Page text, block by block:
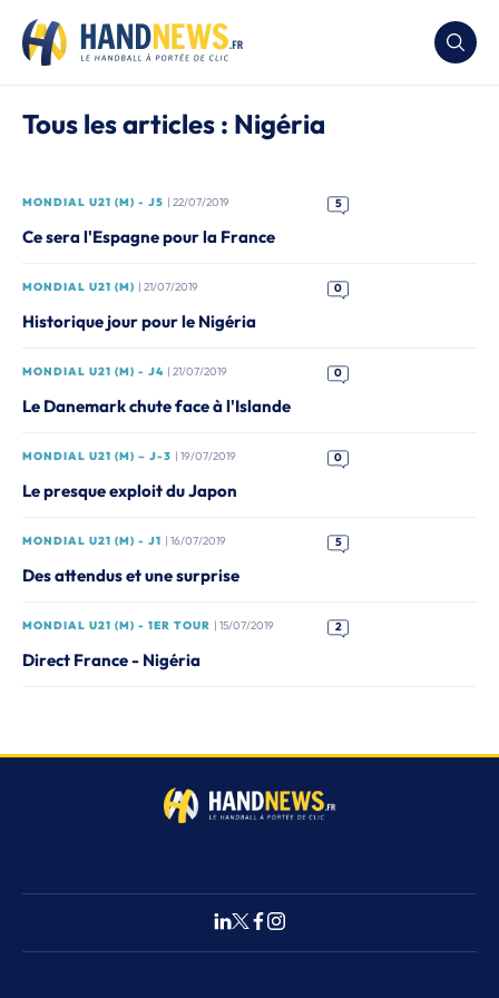
Tous les articles : Nigéria
MONDIAL U21 (M) - J5 | 22/07/2019 5
Ce sera l'Espagne pour la France
MONDIAL U21 (M) | 21/07/2019 0
Historique jour pour le Nigéria
MONDIAL U21 (M) - J4 | 21/07/2019 0
Le Danemark chute face à l'Islande
MONDIAL U21 (M) – J-3 | 19/07/2019 0
Le presque exploit du Japon
MONDIAL U21 (M) - J1 | 16/07/2019 5
Des attendus et une surprise
MONDIAL U21 (M) - 1ER TOUR | 15/07/2019 2
Direct France - Nigéria